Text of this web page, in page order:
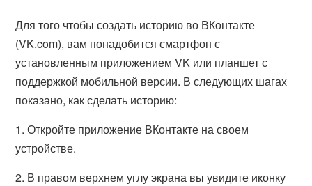
Для того чтобы создать историю во ВКонтакте
(VK.com), вам понадобится смартфон с
установленным приложением VK или планшет с
поддержкой мобильной версии. В следующих шагах
показано, как сделать историю:
1. Откройте приложение ВКонтакте на своем
устройстве.
2. В правом верхнем углу экрана вы увидите иконку